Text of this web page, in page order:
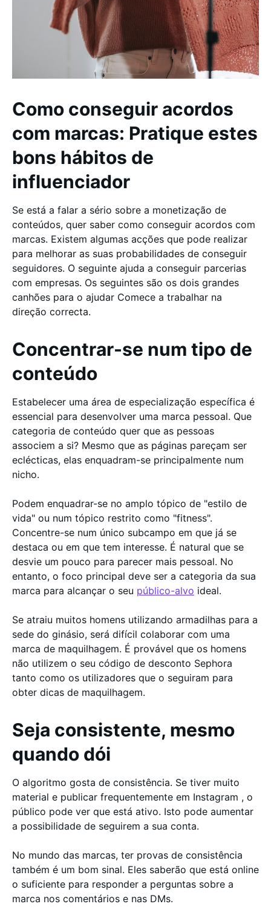
Como conseguir acordos
com marcas: Pratique estes
bons hábitos de
influenciador
Se está a falar a sério sobre a monetização de
conteúdos, quer saber como conseguir acordos com
marcas. Existem algumas acções que pode realizar
para melhorar as suas probabilidades de conseguir
seguidores. O seguinte ajuda a conseguir parcerias
com empresas. Os seguintes são os dois grandes
canhões para o ajudar Comece a trabalhar na
direção correcta.
Concentrar-se num tipo de
conteúdo
Estabelecer uma área de especialização específica é
essencial para desenvolver uma marca pessoal. Que
categoria de conteúdo quer que as pessoas
associem a si? Mesmo que as páginas pareçam ser
eclécticas, elas enquadram-se principalmente num
nicho.
Podem enquadrar-se no amplo tópico de "estilo de
vida" ou num tópico restrito como "fitness".
Concentre-se num único subcampo em que já se
destaca ou em que tem interesse. É natural que se
desvie um pouco para parecer mais pessoal. No
entanto, o foco principal deve ser a categoria da sua
marca para alcançar o seu público-alvo ideal.
Se atraiu muitos homens utilizando armadilhas para a
sede do ginásio, será difícil colaborar com uma
marca de maquilhagem. É provável que os homens
não utilizem o seu código de desconto Sephora
tanto como os utilizadores que o seguiram para
obter dicas de maquilhagem.
Seja consistente, mesmo
quando dói
O algoritmo gosta de consistência. Se tiver muito
material e publicar frequentemente em Instagram , o
público pode ver que está ativo. Isto pode aumentar
a possibilidade de seguirem a sua conta.
No mundo das marcas, ter provas de consistência
também é um bom sinal. Eles saberão que está online
o suficiente para responder a perguntas sobre a
marca nos comentários e nas DMs.